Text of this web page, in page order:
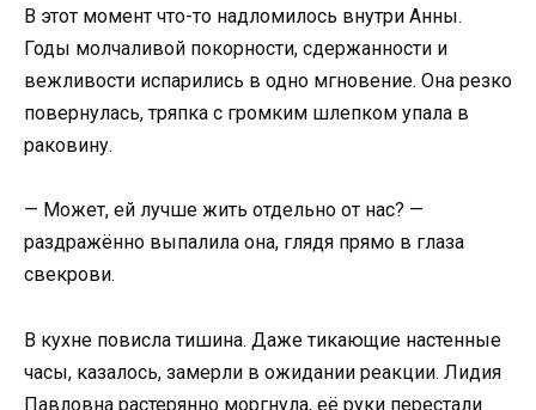
В этот момент что-то надломилось внутри Анны.
Годы молчаливой покорности, сдержанности и
вежливости испарились в одно мгновение. Она резко
повернулась, тряпка с громким шлепком упала в
раковину.
— Может, ей лучше жить отдельно от нас? —
раздражённо выпалила она, глядя прямо в глаза
свекрови.
В кухне повисла тишина. Даже тикающие настенные
часы, казалось, замерли в ожидании реакции. Лидия
Павловна растерянно моргнула, её руки перестали